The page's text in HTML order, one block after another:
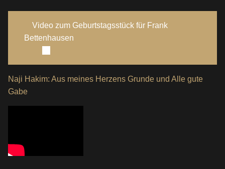
Video zum Geburtstagsstück für Frank
Bettenhausen
Naji Hakim: Aus meines Herzens Grunde und Alle gute
Gabe